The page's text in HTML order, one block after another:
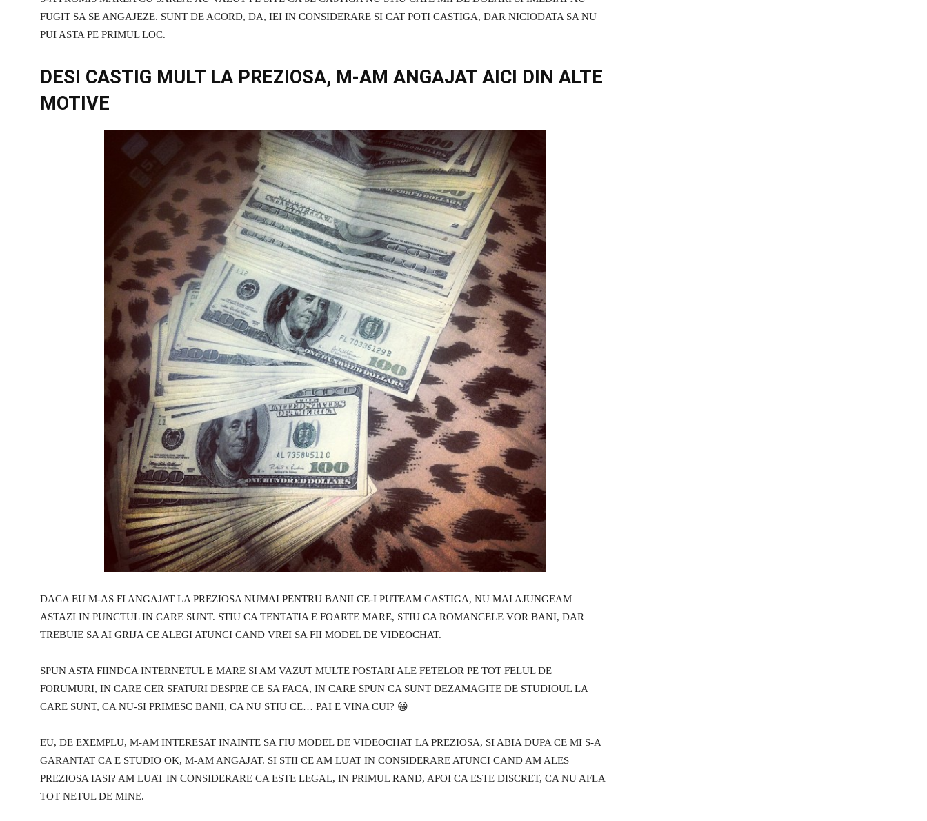
FUGIT SA SE ANGAJEZE. SUNT DE ACORD, DA, IEI IN CONSIDERARE SI CAT POTI CASTIGA, DAR NICIODATA SA NU
PUI ASTA PE PRIMUL LOC.
DESI CASTIG MULT LA PREZIOSA, M-AM ANGAJAT AICI DIN ALTE
MOTIVE
DACA EU M-AS FI ANGAJAT LA PREZIOSA NUMAI PENTRU BANII CE-I PUTEAM CASTIGA, NU MAI AJUNGEAM
ASTAZI IN PUNCTUL IN CARE SUNT. STIU CA TENTATIA E FOARTE MARE, STIU CA ROMANCELE VOR BANI, DAR
TREBUIE SA AI GRIJA CE ALEGI ATUNCI CAND VREI SA FII MODEL DE VIDEOCHAT.
SPUN ASTA FIINDCA INTERNETUL E MARE SI AM VAZUT MULTE POSTARI ALE FETELOR PE TOT FELUL DE
FORUMURI, IN CARE CER SFATURI DESPRE CE SA FACA, IN CARE SPUN CA SUNT DEZAMAGITE DE STUDIOUL LA
CARE SUNT, CA NU-SI PRIMESC BANII, CA NU STIU CE… PAI E VINA CUI? 😀
EU, DE EXEMPLU, M-AM INTERESAT INAINTE SA FIU MODEL DE VIDEOCHAT LA PREZIOSA, SI ABIA DUPA CE MI S-A
GARANTAT CA E STUDIO OK, M-AM ANGAJAT. SI STII CE AM LUAT IN CONSIDERARE ATUNCI CAND AM ALES
PREZIOSA IASI? AM LUAT IN CONSIDERARE CA ESTE LEGAL, IN PRIMUL RAND, APOI CA ESTE DISCRET, CA NU AFLA
TOT NETUL DE MINE.